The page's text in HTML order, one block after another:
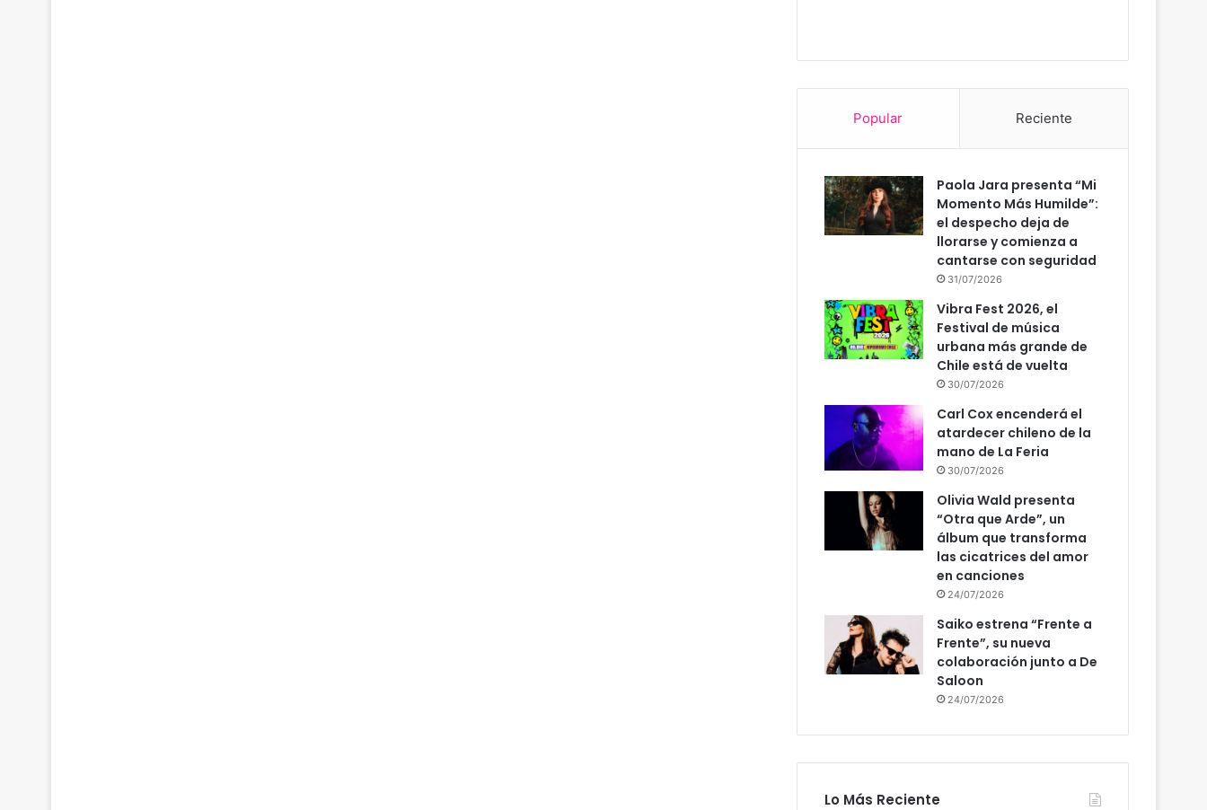
Popular Reciente
Paola Jara presenta “Mi
Momento Más Humilde”:
el despecho deja de
llorarse y comienza a
cantarse con seguridad
31/07/2026
Vibra Fest 2026, el
Festival de música
urbana más grande de
Chile está de vuelta
30/07/2026
Carl Cox encenderá el
atardecer chileno de la
mano de La Feria
30/07/2026
Olivia Wald presenta
“Otra que Arde”, un
álbum que transforma
las cicatrices del amor
en canciones
24/07/2026
Saiko estrena “Frente a
Frente”, su nueva
colaboración junto a De
Saloon
24/07/2026
Lo Más Reciente